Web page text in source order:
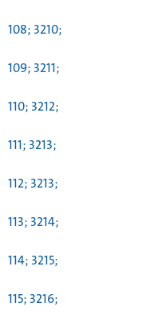
108; 3210;
109; 3211;
110; 3212;
111; 3213;
112; 3213;
113; 3214;
114; 3215;
115; 3216;